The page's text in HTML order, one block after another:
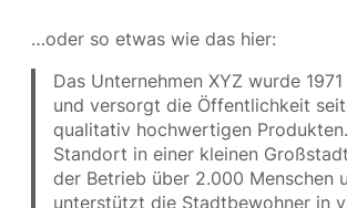
…oder so etwas wie das hier:
Das Unternehmen XYZ wurde
und versorgt die Öffentlichkeit
qualitativ hochwertigen
Standort in einer kleinen
der Betrieb über 2.000 Menschen
unterstützt die Stadtbewohner in